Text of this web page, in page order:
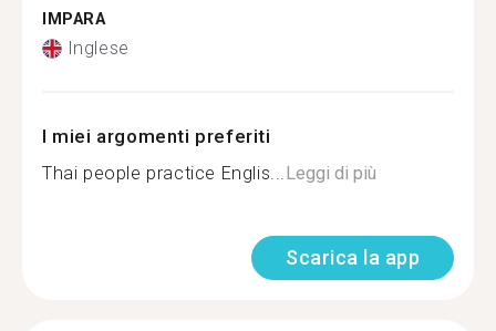
IMPARA
Inglese
I miei argomenti preferiti
Thai people practice Englis...Leggi di più
Scarica la app